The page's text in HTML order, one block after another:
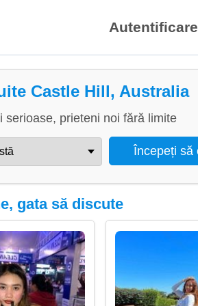
Autentificare
Castle Hill, Australia
serioase, prieteni noi fără limite
gata să discute